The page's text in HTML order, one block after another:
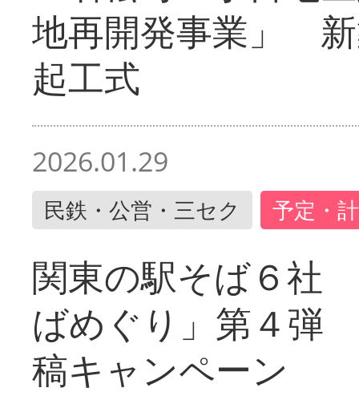
地再開発事業」
起工式
2026.01.29
民鉄・公営・三セク 予定・
関東の駅そば６社
ばめぐり」第４弾
稿キャンペーン